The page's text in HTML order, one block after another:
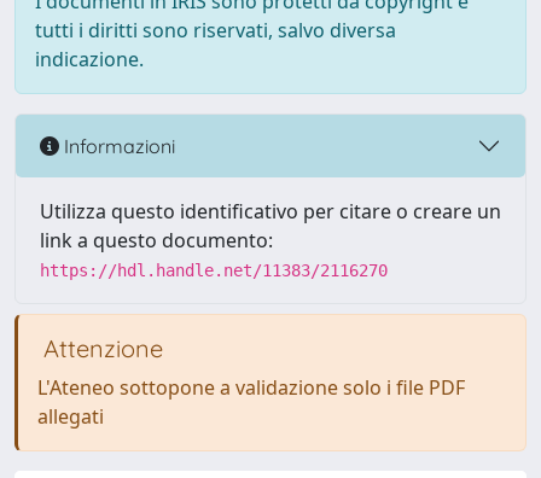
tutti i diritti sono riservati, salvo diversa
indicazione.
Informazioni
Utilizza questo identificativo per citare o creare un
link a questo documento:
https://hdl.handle.net/11383/2116270
Attenzione
L'Ateneo sottopone a validazione solo i file PDF
allegati